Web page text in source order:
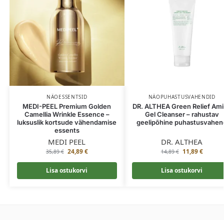
NÄOESSENTSID
MEDI-PEEL Premium Golden
Camellia Wrinkle Essence –
luksuslik kortsude vähendamise
essents
MEDI PEEL
35,89€ 24,89€
Lisa ostukorvi
NÄOPUHASTUSVAHENDID
DR. ALTHEA Green Relief
Gel Cleanser – rahustav
geelipõhine
DR. ALTHEA
14,89€ 11,89€
Lisa ostukorvi